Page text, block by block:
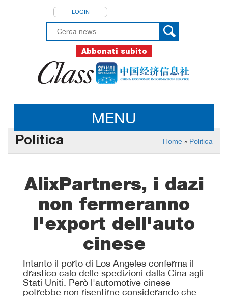
LOGIN
Abbonati subito
MENU
Politica Home » Politica
AlixPartners, i dazi
non fermeranno
l'export dell'auto
cinese
Intanto il porto di Los Angeles conferma il
drastico calo delle spedizioni dalla Cina agli
Stati Uniti. Però l'automotive cinese
potrebbe non risentirne considerando che